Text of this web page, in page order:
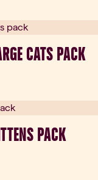
CATS PACK
PACK